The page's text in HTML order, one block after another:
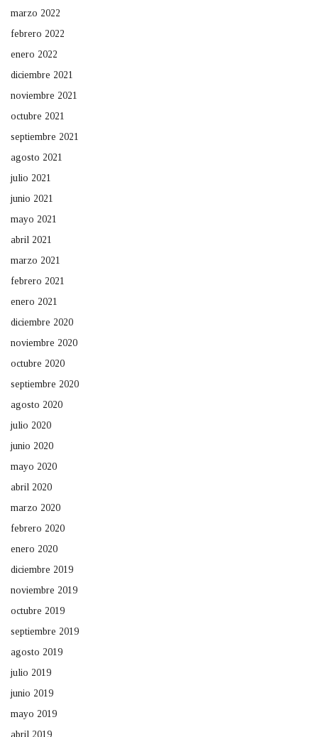
marzo 2022
febrero 2022
enero 2022
diciembre 2021
noviembre 2021
octubre 2021
septiembre 2021
agosto 2021
julio 2021
junio 2021
mayo 2021
abril 2021
marzo 2021
febrero 2021
enero 2021
diciembre 2020
noviembre 2020
octubre 2020
septiembre 2020
agosto 2020
julio 2020
junio 2020
mayo 2020
abril 2020
marzo 2020
febrero 2020
enero 2020
diciembre 2019
noviembre 2019
octubre 2019
septiembre 2019
agosto 2019
julio 2019
junio 2019
mayo 2019
abril 2019